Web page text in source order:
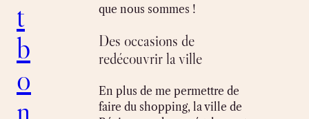
t
b
o
n
que nous sommes !
Des occasions de
redécouvrir la ville
En plus de me permettre de
faire du shopping, la ville de